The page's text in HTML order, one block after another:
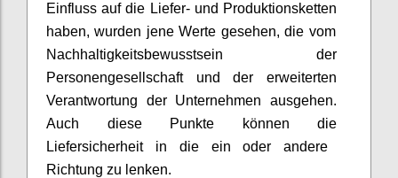
Einfluss auf die Liefer- und Produktionsketten
haben,wurden jeneWerte gesehen, die vom
Nachhaltigkeitsbewusstsein der
Personengesellschaft und der erweiterten
Verantwortung der Unternehmen ausgehen.
Auch diese Punkte können die
Liefersicherheit in die ein oder andere
Richtung zu lenken.